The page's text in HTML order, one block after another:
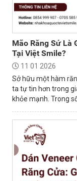
Mão Răng Sứ Là
Tại Việt Smile?
11 01 2026
Sở hữu một hàm
ta tự tin hơn trong
khỏe mạnh. Trong